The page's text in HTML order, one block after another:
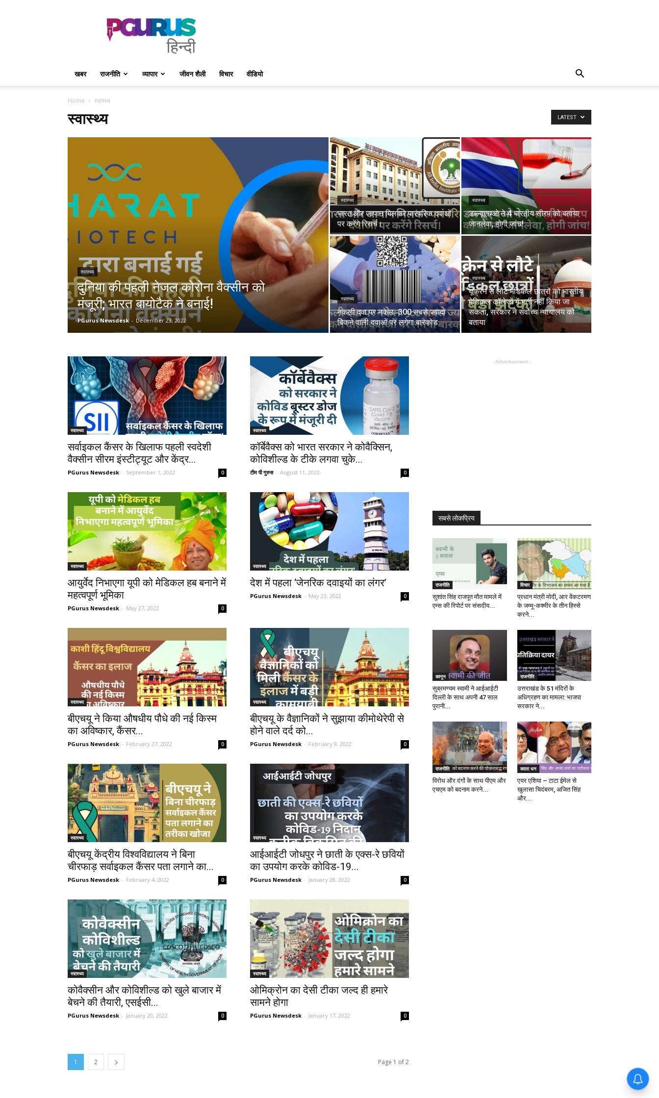
PGurus
Hindi
खबर राजनीति व्यापार जीवन शैली विचार वीडियो
Home स्वास्थ्य
स्वास्थ्य LATEST
स्वास्थ्य
दुनिया की पहली नेजल कोरोना वैक्सीन को
मंजूरी; भारत बायोटैक ने बनाई!
PGurus Newsdesk - December 23, 2022
स्वास्थ्य
भारत और जापान मिलकर पारंपरिक दवाओं
पर करेंगे रिसर्च।
स्वास्थ्य
डब्ल्यूएचओ ने 4 भारतीय सीरप को बताया
जानलेवा, होगी जांच!
स्वास्थ्य
नकली दवा पर नकेलः 300 सबसे ज्यादा
बिकने वाली दवाओं पर लगेगा बारकोड
स्वास्थ्य
यूक्रेन से लौटे मेडिकल छात्रों को भारतीय
मेडिकल कॉलेजों में भर्ती नहीं किया जा
सकता, सरकार ने सर्वोच्च न्यायालय को
बताया
स्वास्थ्य
सर्वाइकल कैंसर के खिलाफ पहली स्वदेशी
वैक्सीन सीरम इंस्टीट्यूट और केंद्र...
PGurus Newsdesk - September 1, 2022 0
स्वास्थ्य
कॉर्बेवैक्स को भारत सरकार ने कोवैक्सिन,
कोविशील्ड के टीके लगवा चुके...
टीम पी गुरुस - August 11, 2022 0
स्वास्थ्य
आयुर्वेद निभाएगा यूपी को मेडिकल हब बनाने में
महत्वपूर्ण भूमिका
PGurus Newsdesk - May 27, 2022 0
स्वास्थ्य
देश में पहला ‘जेनरिक दवाइयों का लंगर’
PGurus Newsdesk - May 23, 2022 0
स्वास्थ्य
बीएचयू ने किया औषधीय पौधे की नई किस्म
का अविष्कार, कैंसर...
PGurus Newsdesk - February 27, 2022 0
स्वास्थ्य
बीएचयू के वैज्ञानिकों ने सुझाया कीमोथेरेपी से
होने वाले दर्द को...
PGurus Newsdesk - February 9, 2022 0
स्वास्थ्य
बीएचयू केंद्रीय विश्वविद्यालय ने बिना
चीरफाड़ सर्वाइकल कैंसर पता लगाने का...
PGurus Newsdesk - February 4, 2022 0
स्वास्थ्य
आईआईटी जोधपुर ने छाती के एक्स-रे छवियों
का उपयोग करके कोविड-19...
PGurus Newsdesk - January 28, 2022 0
स्वास्थ्य
कोवैक्सीन और कोविशील्ड को खुले बाजार में
बेचने की तैयारी, एसईसी...
PGurus Newsdesk - January 20, 2022 0
स्वास्थ्य
ओमिक्रोन का देसी टीका जल्द ही हमारे
सामने होगा
PGurus Newsdesk - January 17, 2022 0
1 2 Page 1 of 2
- Advertisement -
सबसे लोकप्रिय
राजनीति
सुशांत सिंह राजपूत मौत मामले में
एम्स की रिपोर्ट पर संसदीय...
विचार
प्रधान मंत्री मोदी, आर वेंकटरमण
के जम्मू-कश्मीर के तीन हिस्से
करने...
कानून
सुब्रमण्यम स्वामी ने आईआईटी
दिल्ली के साथ अपनी 47 साल
पुरानी...
राजनीति
उत्तराखंड के 51 मंदिरों के
अधिग्रहण का मामला: भाजपा
सरकार ने...
राजनीति
विरोध और दंगों के साथ पीएम और
एचएम को बदनाम करने...
काला धन
एयर एशिया – टाटा ईमेल से
खुलासा चिदंबरम, अजित सिंह
और...